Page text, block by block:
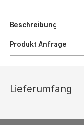
Beschreibung
Produkt Anfrage
Lieferumfang